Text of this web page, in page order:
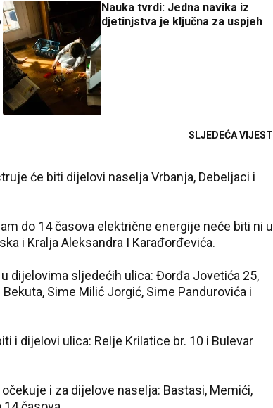
Nauka tvrdi: Jedna navika iz
djetinjstva je ključna za uspjeh
SLJEDEĆA VIJEST
će biti dijelovi naselja Vrbanja, Debeljaci i
do 14 časova električne energije neće biti ni u
i Kralja Aleksandra I Karađorđevića.
dijelovima sljedećih ulica: Đorđa Jovetića 25,
Sime Milić Jorgić, Sime Pandurovića i
i dijelovi ulica: Relje Krilatice br. 10 i Bulevar
i za dijelove naselja: Bastasi, Memići,